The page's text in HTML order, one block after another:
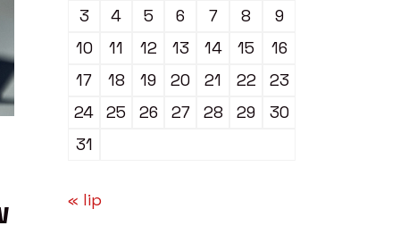
3
4 5 6 7 8
9
10
11 12 13 14 15
16
17
18 19 20 21 22
23
24
25 26 27 28 29
30
31
« lip